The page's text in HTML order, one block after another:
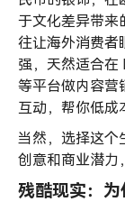
于文化差异带来
往让海外消费者
强，天然适合
等平台做内容营
互动，帮你低成
当然，选择这个
创意和商业潜力
残酷现实：为